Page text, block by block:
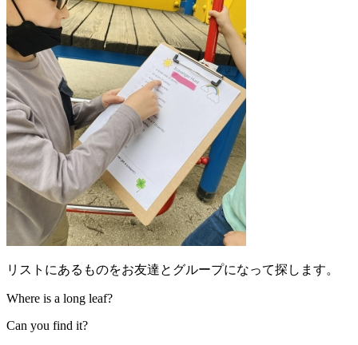
リストにあるものをお友達とグループになって探します。
Where is a long leaf?
Can you find it?